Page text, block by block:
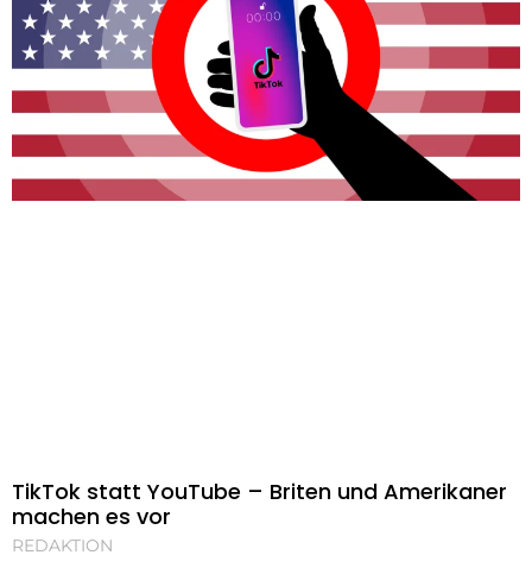
TikTok statt YouTube – Briten und Amerikaner
machen es vor
REDAKTION